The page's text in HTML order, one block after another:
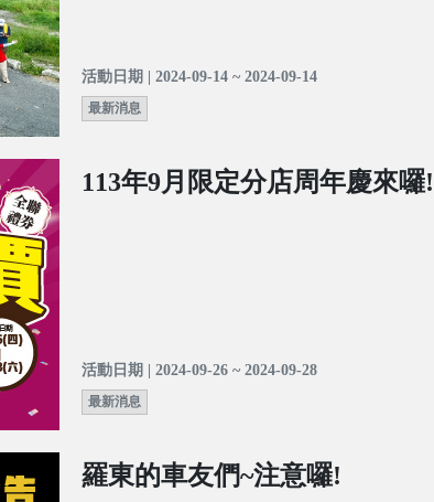
活動日期 | 2024-09-14 ~ 2024-09-14
最新消息
113年9月限定分店周年慶來囉!
活動日期 | 2024-09-26 ~ 2024-09-28
最新消息
羅東的車友們~注意囉!